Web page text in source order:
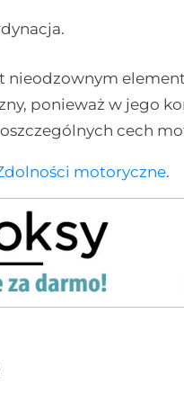
nieodzownym
ponieważ w jego
cech
motoryczne.